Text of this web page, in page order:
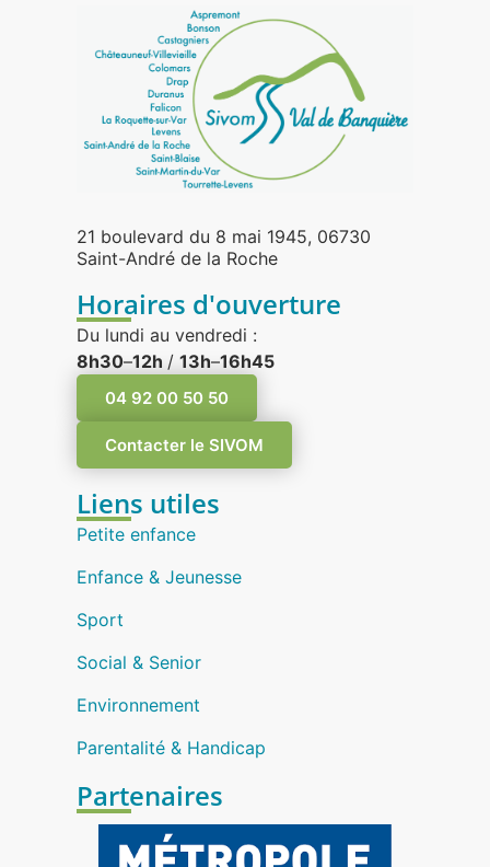
21 boulevard du 8 mai 1945, 06730
Saint-André de la Roche
Horaires d'ouverture
Du lundi au vendredi :
8h30–12h / 13h–16h45
04 92 00 50 50
Contacter le SIVOM
Liens utiles
Petite enfance
Enfance & Jeunesse
Sport
Social & Senior
Environnement
Parentalité & Handicap
Partenaires